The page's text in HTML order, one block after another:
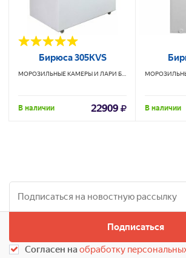
Бирюса 305KVS
МОРОЗИЛЬНЫЕ КАМЕРЫ И ЛАРИ БИРЮСА
В наличии 22909 В наличии
Подписаться
Согласен наобработку